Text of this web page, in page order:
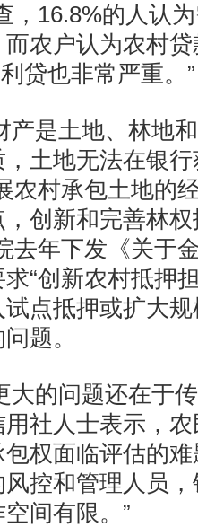
，16.8%的人认
农户认为农村
贷也非常严重。”
是土地、林地和
土地无法在银
农村承包土地的
创新和完善林
去年下发《关于
“创新农村抵押
点抵押或扩大
题。
的问题还在于传
社人士表示，
权面临评估的
控和管理人员
间有限。”